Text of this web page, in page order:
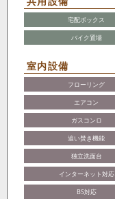
宅配ボックス
バイク置場
室内設備
フローリング
エアコン
ガスコンロ
追い焚き機能
独立洗面台
インターネット対応
BS対応